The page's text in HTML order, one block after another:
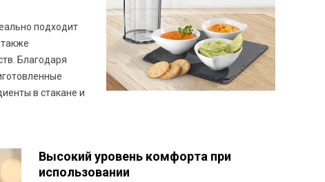
подходит
Благодаря
в стакане и
Высокий уровень комфорта при
использовании